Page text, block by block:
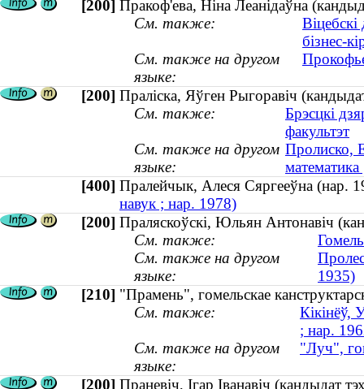
[200] Пракоф'ева, Ніна Леанідаўна
См. также:
Віцебскі
бізнес-
См. также на другом
языке:
[200] Праліска, Яўген Рыгоравіч
См. также:
Брэсцкі
факультэт
См. также на другом
языке:
Пролиско,
[400] Пралейчык, Алеся Сяргееўна
навук ; нар. 1978)
[200] Праляскоўскі, Юльян Антонавіч
См. также:
См. также на другом
языке:
1935)
[210] "Прамень", гомельскае
См. также:
Кікінёў,
; нар.
См. также на другом
языке:
"Луч",
[200] Праневіч, Ігар Іванавіч (кандыдат